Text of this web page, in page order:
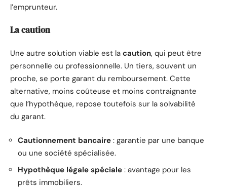
l’emprunteur.
La caution
Une autre solution viable est la caution, qui peut être
personnelle ou professionnelle. Un tiers, souvent un
proche, se porte garant du remboursement. Cette
alternative, moins coûteuse et moins contraignante
que l’hypothèque, repose toutefois sur la solvabilité
du garant.
Cautionnement bancaire : garantie par une banque
ou une société spécialisée.
Hypothèque légale spéciale : avantage pour les
prêts immobiliers.